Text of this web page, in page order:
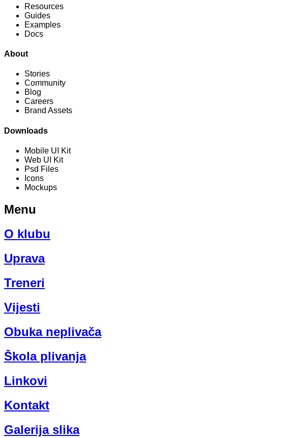
Resources
Guides
Examples
Docs
About
Stories
Community
Blog
Careers
Brand Assets
Downloads
Mobile UI Kit
Web UI Kit
Psd Files
Icons
Mockups
Menu
O klubu
Uprava
Treneri
Vijesti
Obuka neplivača
Škola plivanja
Linkovi
Kontakt
Galerija slika